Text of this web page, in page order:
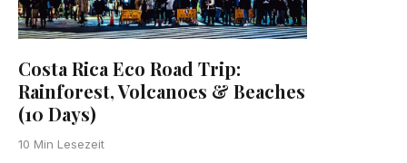
Costa Rica Eco Road Trip:
Rainforest, Volcanoes & Beaches
(10 Days)
10 Min Lesezeit